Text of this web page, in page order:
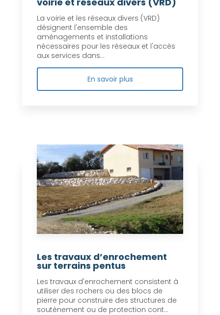
La voirie et les réseaux divers (VRD)
désignent l'ensemble des
aménagements et installations
nécessaires pour les réseaux et l'accès
aux services dans...
En savoir plus
Les travaux d’enrochement
sur terrains pentus
Les travaux d'enrochement consistent à
utiliser des rochers ou des blocs de
pierre pour construire des structures de
soutènement ou de protection cont...